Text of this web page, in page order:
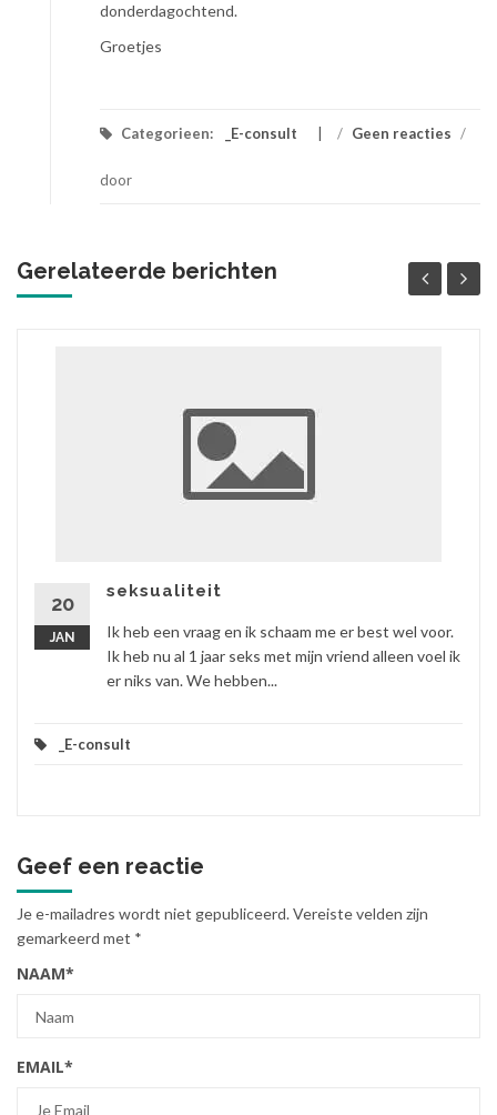
donderdagochtend.
Groetjes
Categorieen: _E-consult / Geen reacties /
door
Gerelateerde berichten
20
JAN
seksualiteit
Ik heb een vraag en ik schaam me er best wel voor.
Ik heb nu al 1 jaar seks met mijn vriend alleen voel ik
er niks van. We hebben...
_E-consult
Geef een reactie
Je e-mailadres wordt niet gepubliceerd.Vereiste velden zijn
gemarkeerd met *
NAAM*
EMAIL*